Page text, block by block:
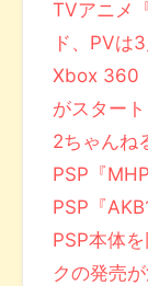
TVアニメ
ド、PVは
Xbox 360
がスタート
2ちゃんね
PSP『
PSP『
PSP本体
クの発売